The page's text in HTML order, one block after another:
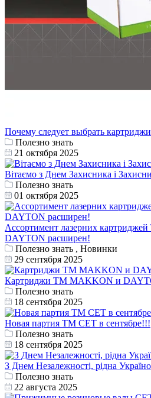
Почему следует выбрать
Полезно знать
21 октября 2025
Вітаємо з Днем Захисника і
Полезно знать
01 октября 2025
Ассортимент лазерних
DAYTON расширен!
Полезно знать , Новинки
29 сентября 2025
Картриджи ТМ MAKKON и
Полезно знать
18 сентября 2025
Новая партия ТМ СЕТ в сентябре!!!
Полезно знать
18 сентября 2025
З Днем Незалежності, рідна
Полезно знать
22 августа 2025